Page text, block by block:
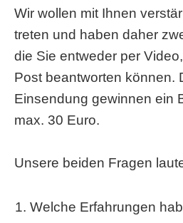
Wir wollen mit Ihnen
treten und haben daher
die Sie entweder per
Post beantworten können.
Einsendung gewinnen ein
max. 30 Euro.
Unsere beiden Fragen
Welche Erfahrungen